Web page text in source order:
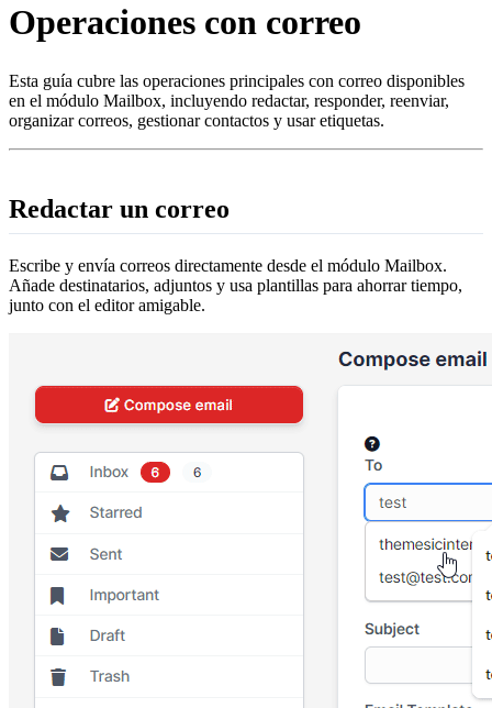
Operaciones con correo
Esta guía cubre las operaciones principales con correo disponibles
en el módulo Mailbox, incluyendo redactar, responder, reenviar,
organizar correos, gestionar contactos y usar etiquetas.
Redactar un correo
Escribe y envía correos directamente desde el módulo Mailbox.
Añade destinatarios, adjuntos y usa plantillas para ahorrar tiempo,
junto con el editor amigable.